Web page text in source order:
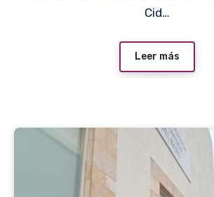
Cid…
Leer más